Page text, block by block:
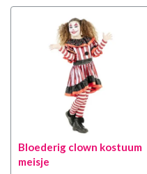
Bloederig clown kostuum
meisje